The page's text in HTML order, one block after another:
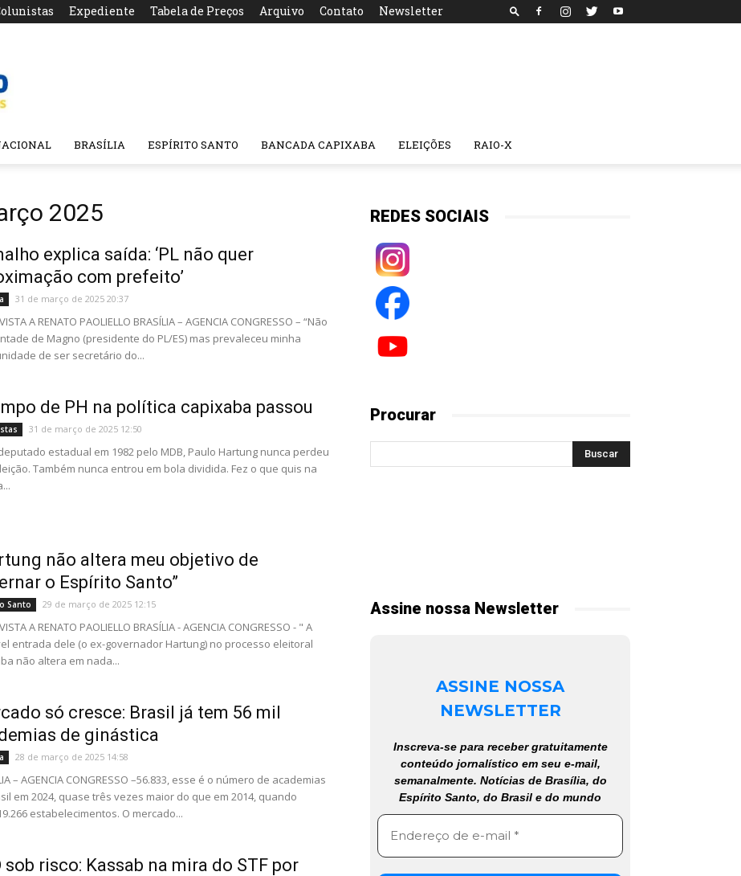
Expediente Tabela de Preços Arquivo Contato Newsletter
BRASÍLIA ESPÍRITO SANTO BANCADA CAPIXABA ELEIÇÕES RAIO-X
2025
explica saída: ‘PL não quer
com prefeito’
31 de março de 2025 20:37
A RENATO PAOLIELLO BRASÍLIA – AGENCIA CONGRESSO – “Não
de Magno (presidente do PL/ES) mas prevaleceu minha
de ser secretário do...
de PH na política capixaba passou
31 de março de 2025 12:50
estadual em 1982 pelo MDB, Paulo Hartung nunca perdeu
Também nunca entrou em bola dividida. Fez o que quis na
não altera meu objetivo de
o Espírito Santo”
Santo 29 de março de 2025 12:15
A RENATO PAOLIELLO BRASÍLIA - AGENCIA CONGRESSO - " A
entrada dele (o ex-governador Hartung) no processo eleitoral
não altera em nada...
só cresce: Brasil já tem 56 mil
de ginástica
28 de março de 2025 14:58
– AGENCIA CONGRESSO –56.833, esse é o número de academias
em 2024, quase três vezes maior do que em 2014, quando
estabelecimentos. O mercado...
sob risco: Kassab na mira do STF por
REDES SOCIAIS
Procurar
Assine nossa Newsletter
ASSINE NOSSA
NEWSLETTER
Inscreva-se para receber gratuitamente
conteúdo jornalístico em seu e-mail,
semanalmente. Notícias de Brasília, do
Espírito Santo, do Brasil e do mundo